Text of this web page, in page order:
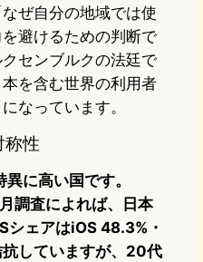
ぜ自分の地域では使
避けるための判断で
センブルクの法廷で
を含む世界の利用者
なっています。
称性
に高い国です。
調査によれば、日本
シェアはiOS 48.3%・
していますが、20代